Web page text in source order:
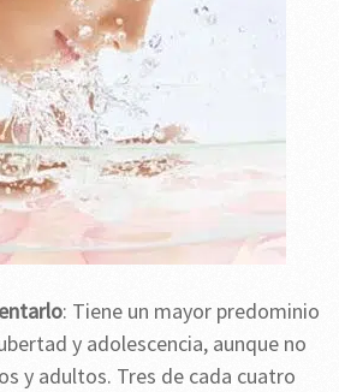
: Tiene un mayor predominio
y adolescencia, aunque no
y adultos. Tres de cada cuatro